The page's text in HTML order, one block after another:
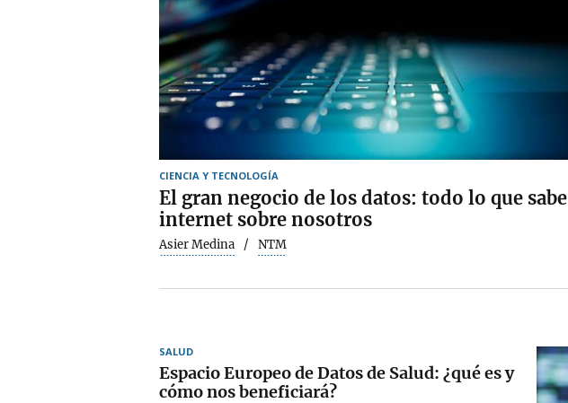
CIENCIA Y TECNOLOGÍA
El gran negocio de los datos: todo lo que sabe
internet sobre nosotros
Asier Medina NTM
SALUD
Espacio Europeo de Datos de Salud: ¿qué es y
cómo nos beneficiará?